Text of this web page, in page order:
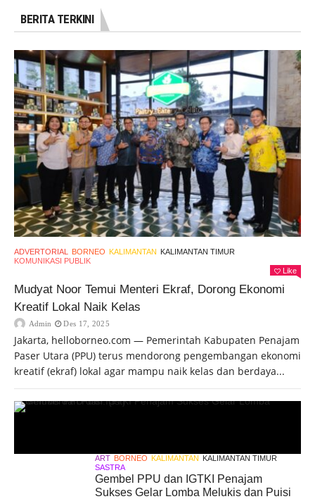
BERITA TERKINI
ADVERTORIAL BORNEO KALIMANTAN KALIMANTAN TIMUR
KOMUNIKASI PUBLIK
Like
Mudyat Noor Temui Menteri Ekraf, Dorong Ekonomi
Kreatif Lokal Naik Kelas
Admin Des 17, 2025
Jakarta, helloborneo.com — Pemerintah Kabupaten Penajam
Paser Utara (PPU) terus mendorong pengembangan ekonomi
kreatif (ekraf) lokal agar mampu naik kelas dan berdaya...
ART BORNEO KALIMANTAN KALIMANTAN TIMUR
SASTRA
Gembel PPU dan IGTKI Penajam
Sukses Gelar Lomba Melukis dan Puisi